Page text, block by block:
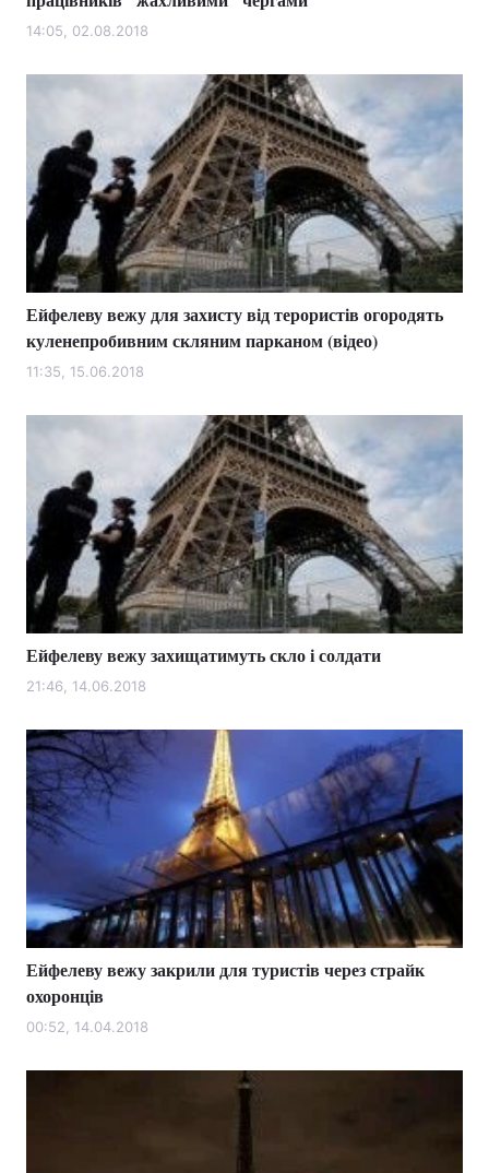
14:05, 02.08.2018
Ейфелеву вежу для захисту від терористів огородять
куленепробивним скляним парканом (відео)
11:35, 15.06.2018
Ейфелеву вежу захищатимуть скло і солдати
21:46, 14.06.2018
Ейфелеву вежу закрили для туристів через страйк
охоронців
00:52, 14.04.2018